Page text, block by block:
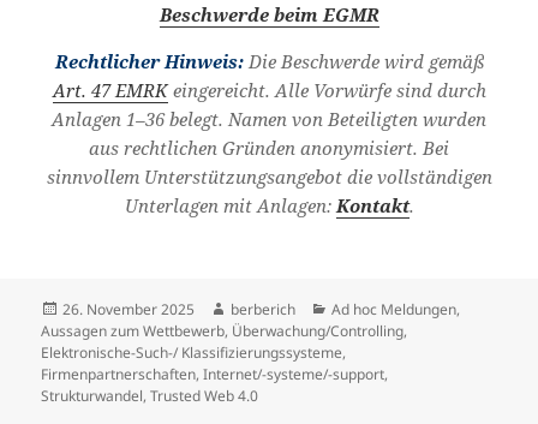
Beschwerde beim EGMR
Rechtlicher Hinweis:Die Beschwerde wird gemäß
Art. 47 EMRKeingereicht. Alle Vorwürfe sind durch
Anlagen 1–36 belegt. Namen von Beteiligten wurden
aus rechtlichen Gründen anonymisiert. Bei
sinnvollem Unterstützungsangebot die vollständigen
Unterlagen mit Anlagen: Kontakt.
Veröffentlicht
am
26. November 2025 Autor
berberich Kategorien
Ad hoc Meldungen,
Aussagen zum Wettbewerb, Überwachung/Controlling,
Elektronische-Such-/ Klassifizierungssysteme,
Firmenpartnerschaften,Internet/-systeme/-support,
Strukturwandel,Trusted Web 4.0